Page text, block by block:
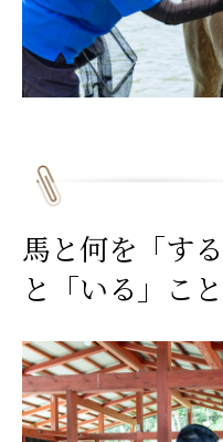
馬と何を「す
と「いる」こ